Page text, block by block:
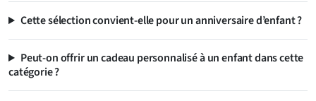
Cette sélection convient-elle pour un anniversaire d’enfant ?
Peut-on offrir un cadeau personnalisé à un enfant dans cette
catégorie ?